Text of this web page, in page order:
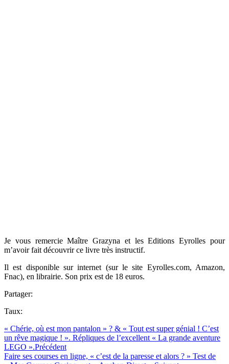
Je vous remercie Maître Grazyna et les Editions Eyrolles pour
m’avoir fait découvrir ce livre très instructif.
Il est disponible sur internet (sur le site Eyrolles.com, Amazon,
Fnac), en librairie. Son prix est de 18 euros.
Partager:
Taux:
« Chérie, où est mon pantalon » ? & « Tout est super génial ! C’est
un rêve magique ! ». Répliques de l’excellent « La grande aventure
LEGO ».Précédent
Faire ses courses en ligne, « c’est de la paresse et alors ? » Test de